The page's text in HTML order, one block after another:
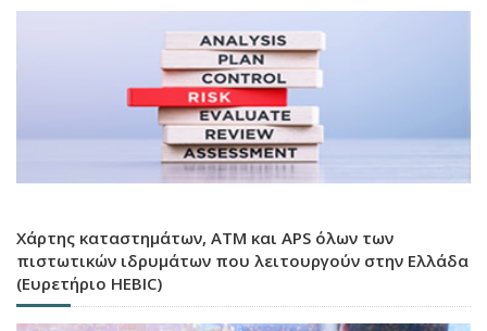
Χάρτης καταστημάτων, ATM και APS όλων των
πιστωτικών ιδρυμάτων που λειτουργούν στην Ελλάδα
(Ευρετήριο HEBIC)